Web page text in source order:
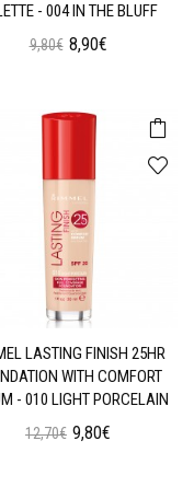
- 004 IN THE BLUFF
9,80€ 8,90€
LASTING FINISH 25HR
WITH COMFORT
- 010 LIGHT PORCELAIN
12,70€ 9,80€